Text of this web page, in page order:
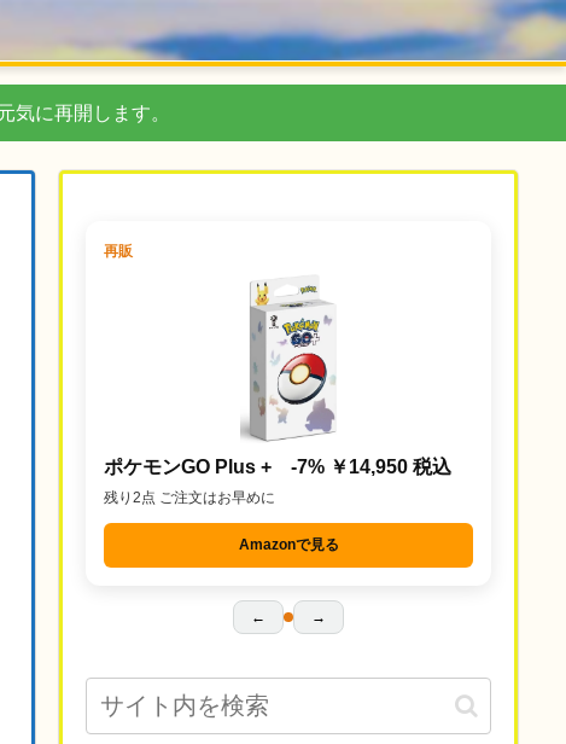
気に再開します。
再販
ポケモンGO Plus + -7% ￥14,950 税込
残り2点 ご注文はお早めに
Amazonで見る
← →